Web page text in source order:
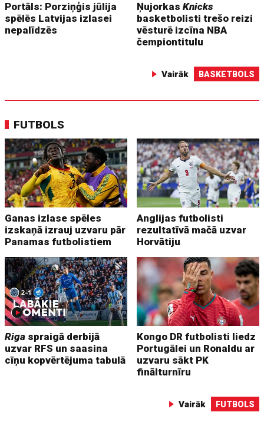
Portāls: Porziņģis jūlija
spēlēs Latvijas izlasei
nepalīdzēs
ŅujorkasKnicks
basketbolisti trešo reizi
vēsturē izcīna NBA
čempiontitulu
Vairāk BASKETBOLS
FUTBOLS
Ganas izlase spēles
izskaņā izrauj uzvaru pār
Panamas futbolistiem
Anglijas futbolisti
rezultatīvā mačā uzvar
Horvātiju
Riga spraigā derbijā
uzvar RFS un saasina
cīņu kopvērtējuma tabulā
Kongo DR futbolisti liedz
Portugālei un Ronaldu ar
uzvaru sākt PK
finālturnīru
Vairāk FUTBOLS